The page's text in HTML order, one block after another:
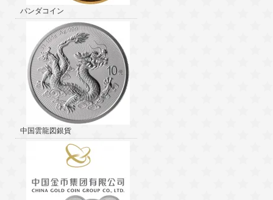
パンダコイン
中国雲龍図銀貨